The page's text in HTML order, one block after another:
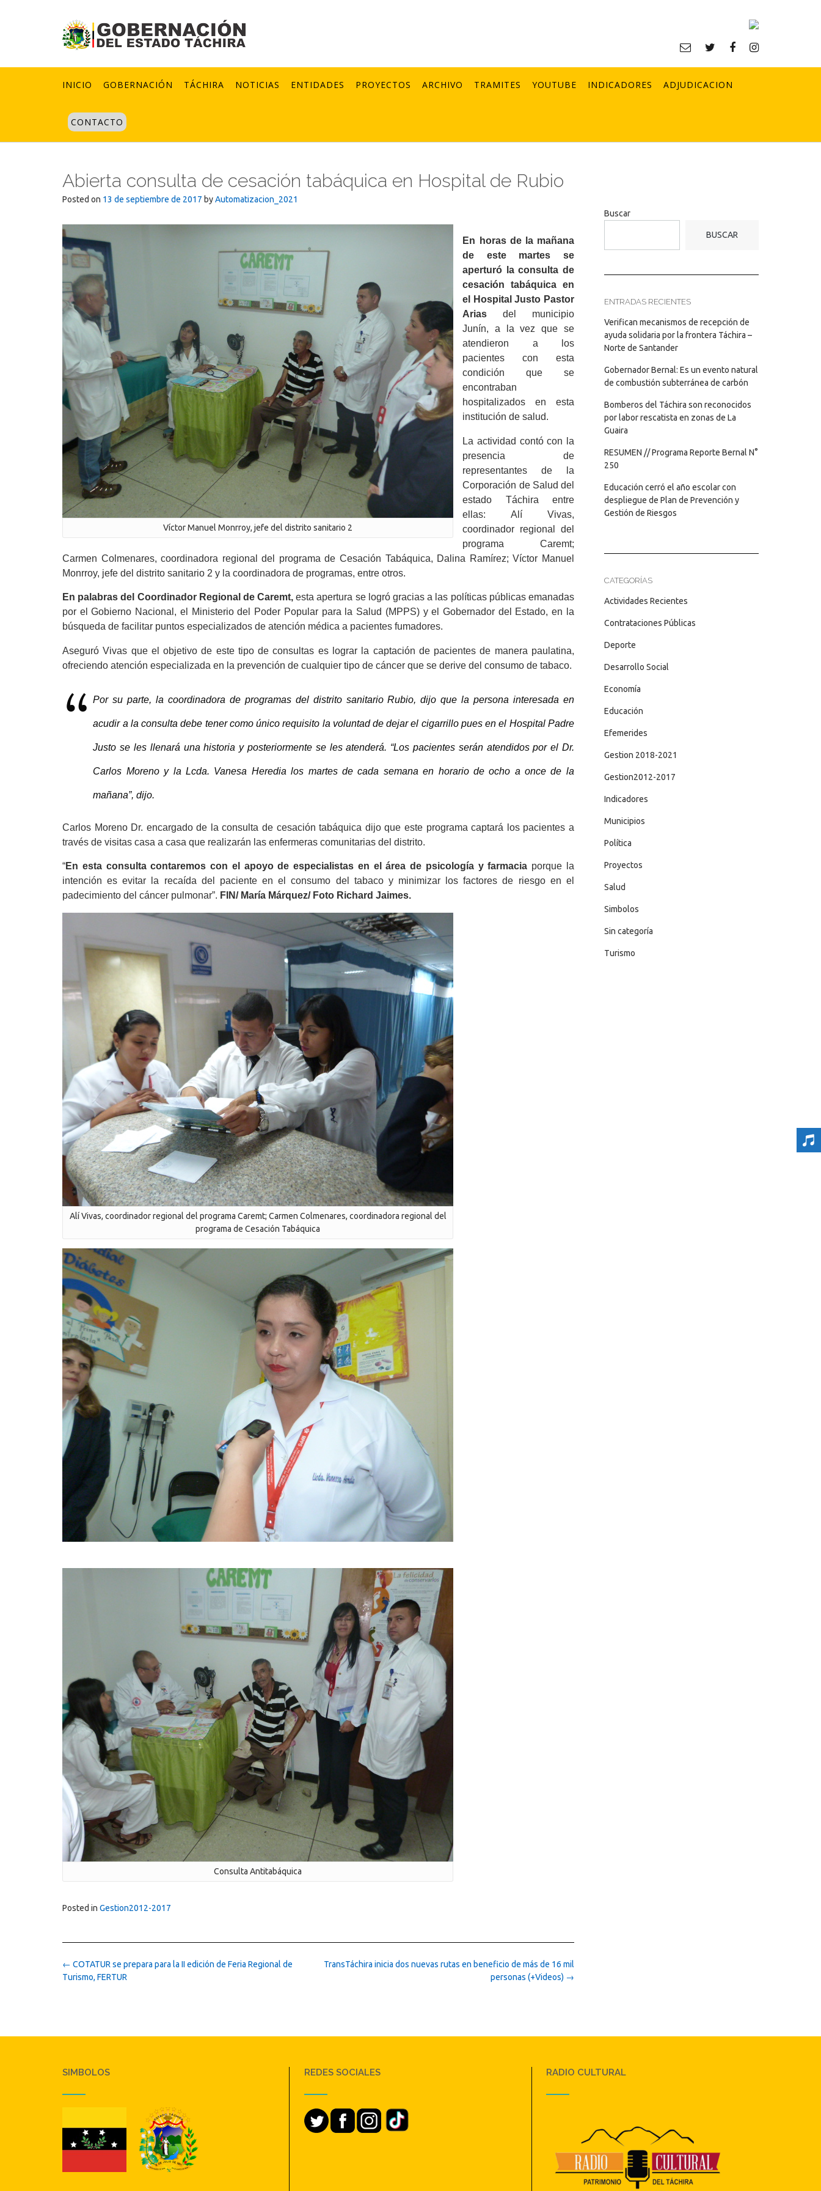
INICIO GOBERNACIÓN TÁCHIRA NOTICIAS ENTIDADES PROYECTOS ARCHIVO TRAMITES YOUTUBE INDICADORES ADJUDICACION
CONTACTO
Abierta consulta de cesación tabáquica en Hospital de Rubio
Posted on 13 de septiembre de 2017 byAutomatizacion_2021
Víctor Manuel Monrroy, jefe del distrito sanitario 2
En horas de la mañana
de este martes se
aperturó la consulta de
cesación tabáquica en
el Hospital Justo Pastor
Arias del municipio
Junín, a la vez que se
atendieron a los
pacientes con esta
condición que se
encontraban
hospitalizados en esta
institución de salud.
La actividad contó con la
presencia de
representantes de la
Corporación de Salud del
estado Táchira entre
ellas: Alí Vivas,
coordinador regional del
programa Caremt;
Carmen Colmenares, coordinadora regional del programa de Cesación Tabáquica, Dalina Ramírez; Víctor Manuel
Monrroy, jefe del distrito sanitario 2 y la coordinadora de programas, entre otros.
En palabras del Coordinador Regional de Caremt, esta apertura se logró gracias a las políticas públicas emanadas
por el Gobierno Nacional, el Ministerio del Poder Popular para la Salud (MPPS) y el Gobernador del Estado, en la
búsqueda de facilitar puntos especializados de atención médica a pacientes fumadores.
Aseguró Vivas que el objetivo de este tipo de consultas es lograr la captación de pacientes de manera paulatina,
ofreciendo atención especializada en la prevención de cualquier tipo de cáncer que se derive del consumo de tabaco.
Por su parte, la coordinadora de programas del distrito sanitario Rubio, dijo que la persona interesada en
acudir a la consulta debe tener como único requisito la voluntad de dejar el cigarrillo pues en el Hospital Padre
Justo se les llenará una historia y posteriormente se les atenderá. “Los pacientes serán atendidos por el Dr.
Carlos Moreno y la Lcda. Vanesa Heredia los martes de cada semana en horario de ocho a once de la
mañana”, dijo.
Carlos Moreno Dr. encargado de la consulta de cesación tabáquica dijo que este programa captará los pacientes a
través de visitas casa a casa que realizarán las enfermeras comunitarias del distrito.
“En esta consulta contaremos con el apoyo de especialistas en el área de psicología y farmacia porque la
intención es evitar la recaída del paciente en el consumo del tabaco y minimizar los factores de riesgo en el
padecimiento del cáncer pulmonar”. FIN/ María Márquez/ Foto Richard Jaimes.
Alí Vivas, coordinador regional del programa Caremt; Carmen Colmenares, coordinadora regional del
programa de Cesación Tabáquica
Consulta Antitabáquica
Posted in Gestion2012-2017
Post
navigation
TransTáchira inicia dos nuevas rutas en beneficio de más de 16 mil
personas (+Videos) →
← COTATUR se prepara para la II edición de Feria Regional de
Turismo, FERTUR
Buscar
BUSCAR
ENTRADAS RECIENTES
Verifican mecanismos de recepción de
ayuda solidaria por la frontera Táchira –
Norte de Santander
Gobernador Bernal: Es un evento natural
de combustión subterránea de carbón
Bomberos del Táchira son reconocidos
por labor rescatista en zonas de La
Guaira
RESUMEN // Programa Reporte Bernal N°
250
Educación cerró el año escolar con
despliegue de Plan de Prevención y
Gestión de Riesgos
CATEGORÍAS
Actividades Recientes
Contrataciones Públicas
Deporte
Desarrollo Social
Economía
Educación
Efemerides
Gestion 2018-2021
Gestion2012-2017
Indicadores
Municipios
Política
Proyectos
Salud
Simbolos
Sin categoría
Turismo
SIMBOLOS REDES SOCIALES RADIO CULTURAL